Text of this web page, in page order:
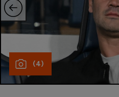
Fotbal feminin
Special
Inedit
(4)